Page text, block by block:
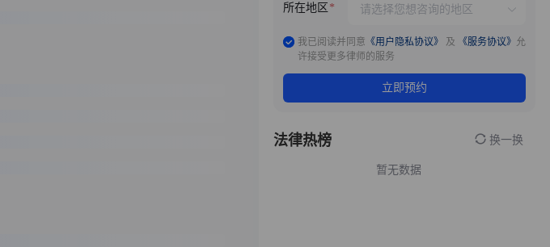
所在地区
我已阅读并同意 《用户隐私协议》 及 《服务协议》 允
许接受更多律师的服务
立即预约
法律热榜 换一换
暂无数据